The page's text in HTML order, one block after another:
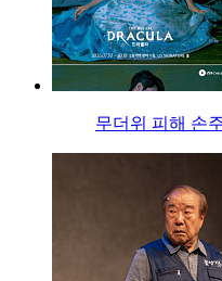
무더위 피해 손